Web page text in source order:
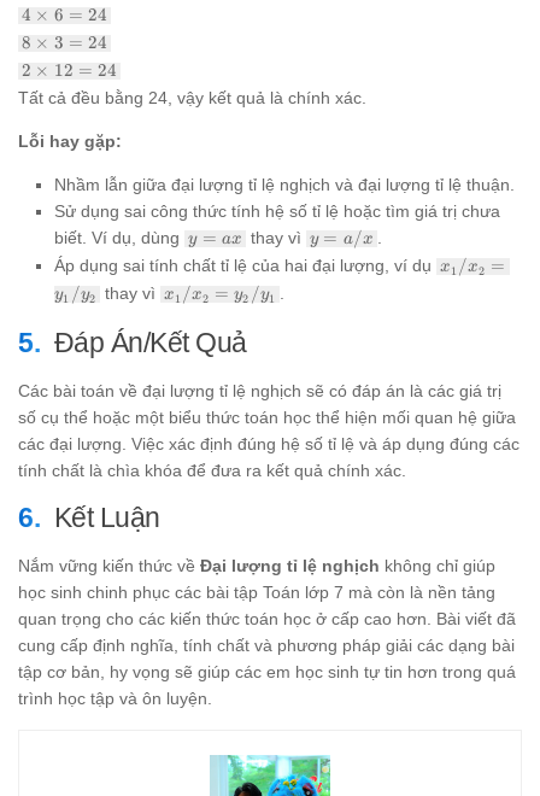
4
\times
6 = 24
4 × 6 = 24
8
\times
3 = 24
8 × 3 = 24
2
\times
12 =
24
2 × 12 = 24
Tất cả đều bằng 24, vậy kết quả là chính xác.
Lỗi hay gặp:
Nhầm lẫn giữa đại lượng tỉ lệ nghịch và đại lượng tỉ lệ thuận.
Sử dụng sai công thức tính hệ số tỉ lệ hoặc tìm giá trị chưa
biết. Ví dụ, dùng y
=
ax
y = ax thay vì y =
a/x
y = a/x .
Áp dụng sai tính chất tỉ lệ của hai đại lượng, ví dụ x_1/x_2
x1 /x2 =
y1 /y2 thay vì x_1/x_2
y_2/y_1
x1 /x2 = y2 /y1 .
Đáp Án/Kết Quả
Các bài toán về đại lượng tỉ lệ nghịch sẽ có đáp án là các giá trị
số cụ thể hoặc một biểu thức toán học thể hiện mối quan hệ giữa
các đại lượng. Việc xác định đúng hệ số tỉ lệ và áp dụng đúng các
tính chất là chìa khóa để đưa ra kết quả chính xác.
Kết Luận
Nắm vững kiến thức về Đại lượng tỉ lệ nghịch không chỉ giúp
học sinh chinh phục các bài tập Toán lớp 7 mà còn là nền tảng
quan trọng cho các kiến thức toán học ở cấp cao hơn. Bài viết đã
cung cấp định nghĩa, tính chất và phương pháp giải các dạng bài
tập cơ bản, hy vọng sẽ giúp các em học sinh tự tin hơn trong quá
trình học tập và ôn luyện.